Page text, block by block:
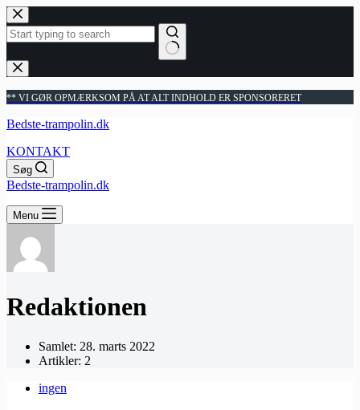
Fortsæt
til
indhold
Ingen
resultater
** VI GØR OPMÆRKSOM PÅ AT ALT INDHOLD ER SPONSORERET
Bedste-trampolin.dk
KONTAKT
Søg
Bedste-trampolin.dk
Menu
Redaktionen
Samlet: 28. marts 2022
Artikler: 2
ingen